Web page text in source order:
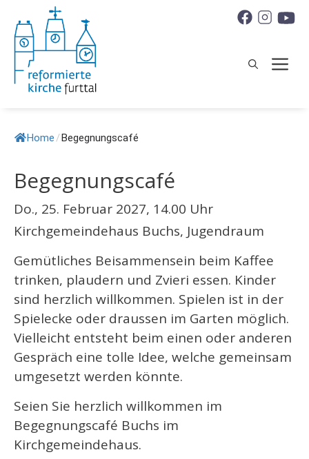
zum
Inhalt
Home /Begegnungscafé
Begegnungscafé
Do., 25. Februar 2027, 14.00 Uhr
Kirchgemeindehaus Buchs, Jugendraum
Gemütliches Beisammensein beim Kaffee
trinken, plaudern und Zvieri essen. Kinder
sind herzlich willkommen. Spielen ist in der
Spielecke oder draussen im Garten möglich.
Vielleicht entsteht beim einen oder anderen
Gespräch eine tolle Idee, welche gemeinsam
umgesetzt werden könnte.
Seien Sie herzlich willkommen im
Begegnungscafé Buchs im
Kirchgemeindehaus.